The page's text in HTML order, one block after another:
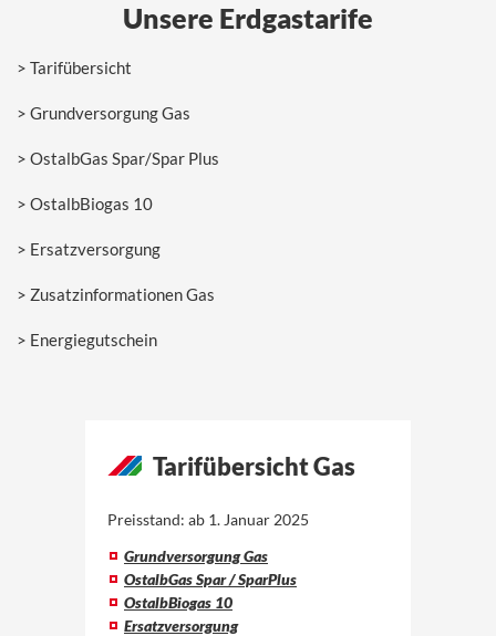
Tarifübersicht Gas
Preisstand: ab 1. Januar 2025
Grundversorgung Gas
OstalbGas Spar / SparPlus
OstalbBiogas 10
Ersatzversorgung
Unsere Erdgastarife
Tarifübersicht
Grundversorgung Gas
OstalbGas Spar/Spar Plus
OstalbBiogas 10
Ersatzversorgung
Zusatzinformationen Gas
Energiegutschein